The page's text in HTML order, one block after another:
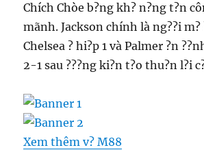
Chích Chòe b?ng kh? n?ng t?n
mãnh. Jackson chính là ng??i m?
Chelsea ? hi?p 1 và Palmer ?n
2-1 sau ???ng ki?n t?o thu?n l?i
Xem thêm v? M88